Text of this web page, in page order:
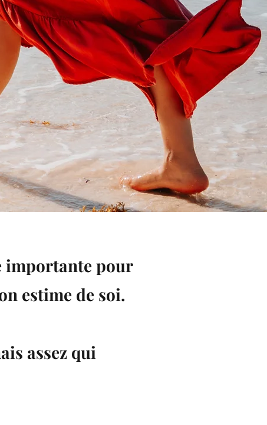
importante pour
estime de soi.
assez qui